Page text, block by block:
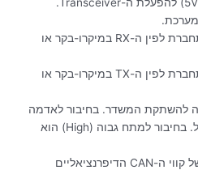
יציאת הנתונים המתחברת לפין ה-RX במיקרו-בקר או
כניסת הנתונים המתחברת לפין ה-TX במיקרו-בקר או
להשתקת המשדר. בחיבור לאדמה
(Low) המודול עובד כרגיל. בחיבור למתח גבוה (High) הוא
שכפול של קווי ה-CAN הדיפרנציאליים